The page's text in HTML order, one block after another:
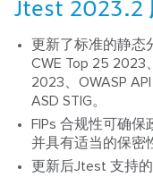
Jtest 2023.2
更新了标准的静态
CWE Top 25 2023
2023、OWASP
ASD STIG。
FIPs 合规性可确保
并具有适当的保密
更新后Jtest 支持